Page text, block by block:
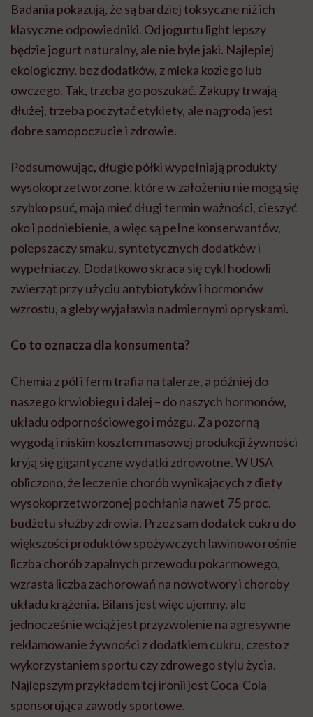
Badania pokazują, że są bardziej toksyczne niż ich
klasyczne odpowiedniki. Od jogurtu light lepszy
będzie jogurt naturalny, ale nie byle jaki. Najlepiej
ekologiczny, bez dodatków, z mleka koziego lub
owczego. Tak, trzeba go poszukać. Zakupy trwają
dłużej, trzeba poczytać etykiety, ale nagrodą jest
dobre samopoczucie i zdrowie.
Podsumowując, długie półki wypełniają produkty
wysokoprzetworzone, które w założeniu nie mogą się
szybko psuć, mają mieć długi termin ważności, cieszyć
oko i podniebienie, a więc są pełne konserwantów,
polepszaczy smaku, syntetycznych dodatków i
wypełniaczy. Dodatkowo skraca się cykl hodowli
zwierząt przy użyciu antybiotyków i hormonów
wzrostu, a gleby wyjaławia nadmiernymi opryskami.
Co to oznacza dla konsumenta?
Chemia z pól i ferm trafia na talerze, a później do
naszego krwiobiegu i dalej – do naszych hormonów,
układu odpornościowego i mózgu. Za pozorną
wygodą i niskim kosztem masowej produkcji żywności
kryją się gigantyczne wydatki zdrowotne. W USA
obliczono, że leczenie chorób wynikających z diety
wysokoprzetworzonej pochłania nawet 75 proc.
budżetu służby zdrowia. Przez sam dodatek cukru do
większości produktów spożywczych lawinowo rośnie
liczba chorób zapalnych przewodu pokarmowego,
wzrasta liczba zachorowań na nowotwory i choroby
układu krążenia. Bilans jest więc ujemny, ale
jednocześnie wciąż jest przyzwolenie na agresywne
reklamowanie żywności z dodatkiem cukru, często z
wykorzystaniem sportu czy zdrowego stylu życia.
Najlepszym przykładem tej ironii jest Coca-Cola
sponsorująca zawody sportowe.